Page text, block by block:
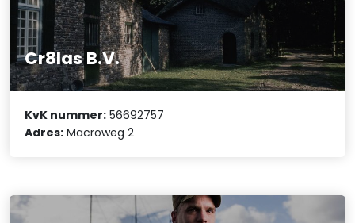
Cr8las B.V.
KvK nummer: 56692757
Adres: Macroweg 2